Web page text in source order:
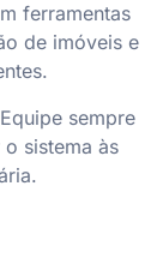
ferramentas
de imóveis e
Equipe sempre
sistema às